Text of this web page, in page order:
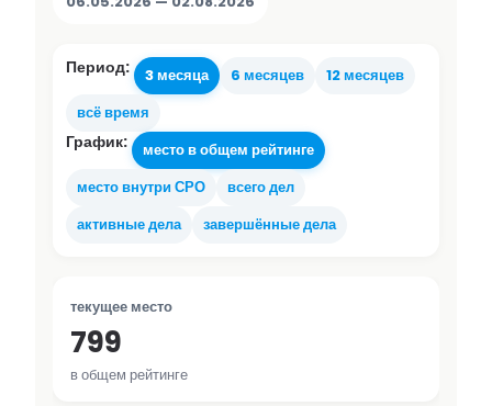
Период: 3 месяца 6 месяцев
12 месяцев
всё время
График:
место в общем рейтинге
место внутри СРО
всего дел
активные дела
завершённые дела
текущее место
799
в общем рейтинге